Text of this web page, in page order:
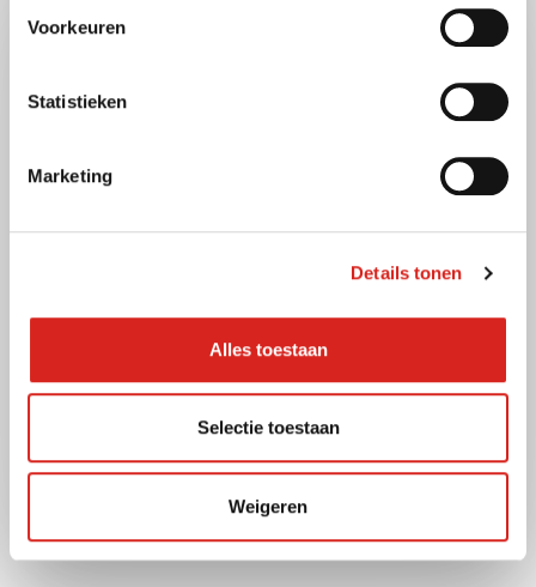
Voorkeuren
Statistieken
Marketing
Details tonen
Alles toestaan
Selectie toestaan
Weigeren
Cocreatie in een proof of